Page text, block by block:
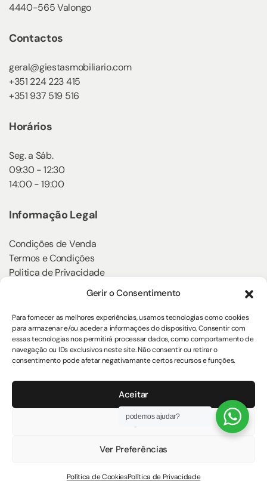
Gerir o Consentimento
Para fornecer as melhores experiências, usamos tecnologias como cookies
para armazenar e/ou aceder a informações do dispositivo. Consentir com
essas tecnologias nos permitirá processar dados, como comportamento de
navegação ou IDs exclusivos neste site. Não consentir ou retirar o
consentimento pode afetar negativamante certos recursos e funções.
Aceitar
Negar
Ver Preferências
Política de CookiesPolítica de Privacidade
4440-565 Valongo
Contactos
geral@giestasmobiliario.com
+351 224 223 415
+351 937 519 516
Horários
Seg. a Sáb.
09:30 - 12:30
14:00 - 19:00
Informação Legal
Condições de Venda
Termos e Condições
Politica de Privacidade
Siga-nos
podemos ajudar?